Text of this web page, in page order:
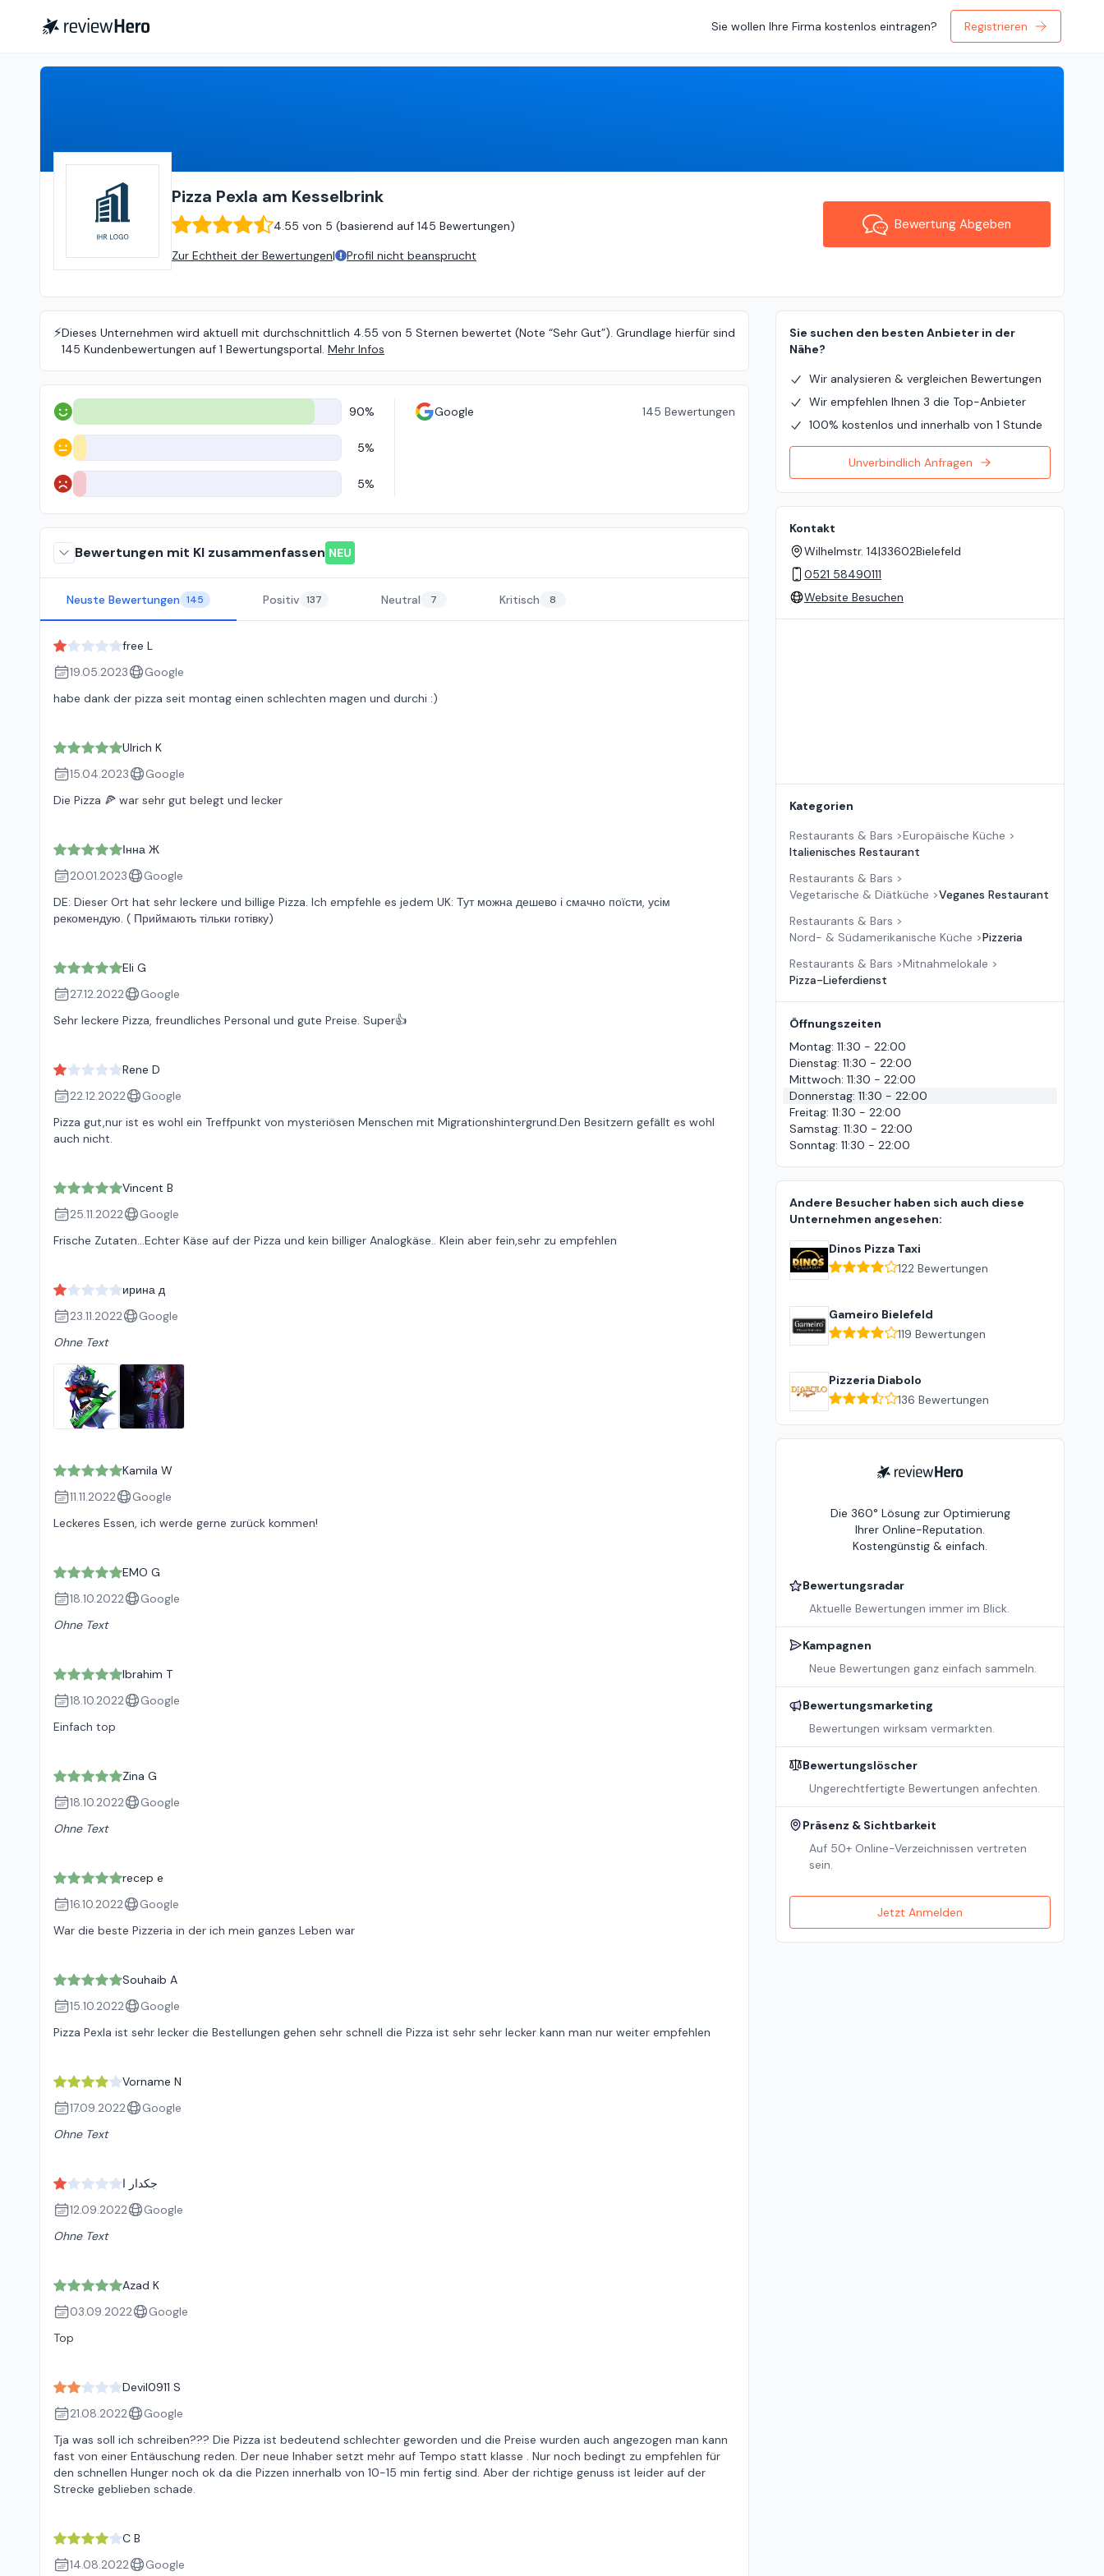
Sie wollen Ihre Firma kostenlos eintragen? Registrieren
Pizza Pexla am Kesselbrink
4.55 von 5 (basierend auf 145 Bewertungen)
Zur Echtheit der Bewertungen| Profil nicht beansprucht
Bewertung Abgeben
⚡️Dieses Unternehmen wird aktuell mit durchschnittlich 4.55 von 5 Sternen bewertet (Note “Sehr Gut”). Grundlage hierfür sind
145 Kundenbewertungen auf 1 Bewertungsportal. Mehr Infos
Positiv 90%
Neutral 5%
Negativ 5%
Google 145 Bewertungen
Bewertungen mit KI zusammenfassen NEU
Neuste Bewertungen 145 Positiv 137 Neutral 7 Kritisch 8
free L
19.05.2023
Google
habe dank der pizza seit montag einen schlechten magen und durchi :)
Ulrich K
15.04.2023
Google
Die Pizza 🍕 war sehr gut belegt und lecker
Інна Ж
20.01.2023
Google
DE: Dieser Ort hat sehr leckere und billige Pizza. Ich empfehle es jedem UK: Тут можна дешево і смачно поїсти, усім
рекомендую. ( Приймають тільки готівку)
Eli G
27.12.2022
Google
Sehr leckere Pizza, freundliches Personal und gute Preise. Super👍
Rene D
22.12.2022
Google
Pizza gut,nur ist es wohl ein Treffpunkt von mysteriösen Menschen mit Migrationshintergrund.Den Besitzern gefällt es wohl
auch nicht.
Vincent B
25.11.2022
Google
Frische Zutaten...Echter Käse auf der Pizza und kein billiger Analogkäse.. Klein aber fein,sehr zu empfehlen
ирина д
23.11.2022
Google
Ohne Text
Kamila W
11.11.2022
Google
Leckeres Essen, ich werde gerne zurück kommen!
EMO G
18.10.2022
Google
Ohne Text
Ibrahim T
18.10.2022
Google
Einfach top
Zina G
18.10.2022
Google
Ohne Text
recep e
16.10.2022
Google
War die beste Pizzeria in der ich mein ganzes Leben war
Souhaib A
15.10.2022
Google
Pizza Pexla ist sehr lecker die Bestellungen gehen sehr schnell die Pizza ist sehr sehr lecker kann man nur weiter empfehlen
Vorname N
17.09.2022
Google
Ohne Text
جكدار ا
12.09.2022
Google
Ohne Text
Azad K
03.09.2022
Google
Top
Devil0911 S
21.08.2022
Google
Tja was soll ich schreiben??? Die Pizza ist bedeutend schlechter geworden und die Preise wurden auch angezogen man kann
fast von einer Entäuschung reden. Der neue Inhaber setzt mehr auf Tempo statt klasse . Nur noch bedingt zu empfehlen für
den schnellen Hunger noch ok da die Pizzen innerhalb von 10-15 min fertig sind. Aber der richtige genuss ist leider auf der
Strecke geblieben schade.
C B
14.08.2022
Google
Sie suchen den besten Anbieter in der
Nähe?
Wir analysieren & vergleichen Bewertungen
Wir empfehlen Ihnen 3 die Top-Anbieter
100% kostenlos und innerhalb von 1 Stunde
Unverbindlich Anfragen
Kontakt
Wilhelmstr. 14|33602Bielefeld
0521 58490111
Website Besuchen
Kategorien
Restaurants & Bars >Europäische Küche >
Italienisches Restaurant
Restaurants & Bars >
Vegetarische & Diätküche >Veganes Restaurant
Restaurants & Bars >
Nord- & Südamerikanische Küche >Pizzeria
Restaurants & Bars >Mitnahmelokale >
Pizza-Lieferdienst
Öffnungszeiten
Montag: 11:30 - 22:00
Dienstag: 11:30 - 22:00
Mittwoch: 11:30 - 22:00
Donnerstag: 11:30 - 22:00
Freitag: 11:30 - 22:00
Samstag: 11:30 - 22:00
Sonntag: 11:30 - 22:00
Andere Besucher haben sich auch diese
Unternehmen angesehen:
Dinos Pizza Taxi
122 Bewertungen
Gameiro Bielefeld
119 Bewertungen
Pizzeria Diabolo
136 Bewertungen
ReviewHero
Die 360° Lösung zur Optimierung
Ihrer Online-Reputation.
Kostengünstig & einfach.
Bewertungsradar
Aktuelle Bewertungen immer im Blick.
Kampagnen
Neue Bewertungen ganz einfach sammeln.
Bewertungsmarketing
Bewertungen wirksam vermarkten.
Bewertungslöscher
Ungerechtfertigte Bewertungen anfechten.
Präsenz & Sichtbarkeit
Auf 50+ Online-Verzeichnissen vertreten
sein.
Jetzt Anmelden